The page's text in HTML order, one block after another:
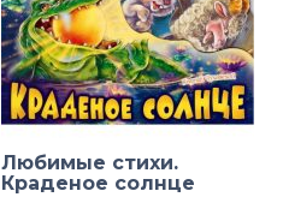
Любимые стихи.
Краденое солнце